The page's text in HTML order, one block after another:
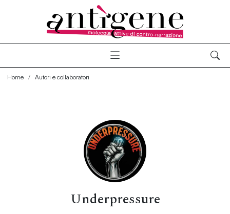
Home Autori e collaboratori
Underpressure